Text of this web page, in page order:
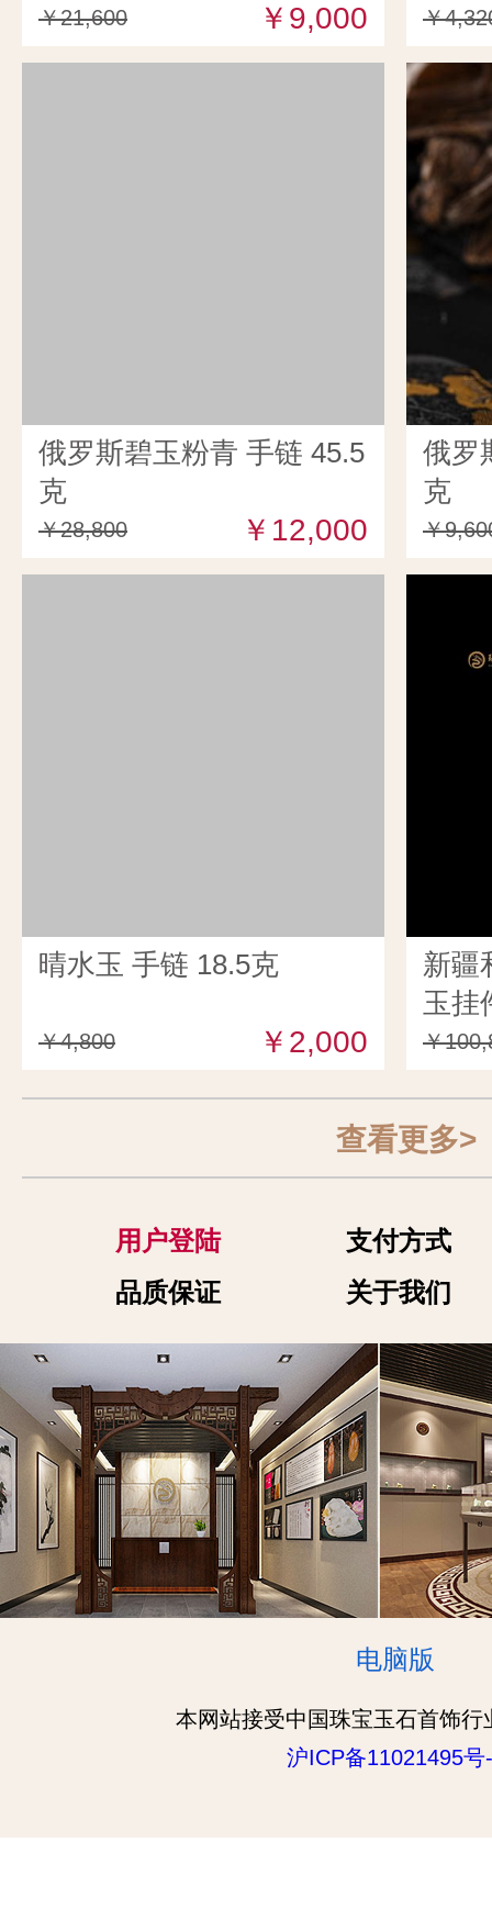
￥21,600 ￥9,000 ￥
俄罗斯碧玉粉青 手链 45.5
克
￥28,800 ￥12,000
俄罗
克
￥
晴水玉 手链 18.5克
￥4,800 ￥2,000
新疆
玉挂
￥
查看更多>
用户登陆
支付方式
品质保证
关于我们
电脑版
本网站接受中国珠宝玉石首饰行
沪ICP备11021495号